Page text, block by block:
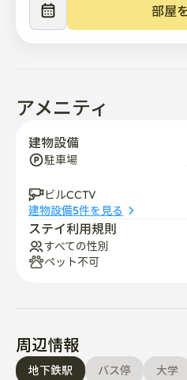
- 食器類基本完備
- 洗面用具（歯ブラシ、歯磨
✔️快適なソファとスーパース
ゆったりとした休息。
す。
❌アメニティや寝具は提供し
📩 お問い合わせにはできる
📘 ハウスルール
2. 午後10時以降の静かな時間
めに騒音を最小限に抑えてい
部屋
アメニティ
建物設備
駐車場
ビルCCTV
建物設備5件を見る
ステイ利用規則
すべての性別
ペット不可
周辺情報
地下鉄駅 バス停 大学